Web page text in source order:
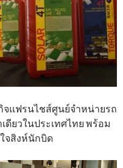
จแฟรนไชส์ศูนย์จำหน่ายรถ
ดียวในประเทศไทย พร้อม
จสิงห์นักบิด